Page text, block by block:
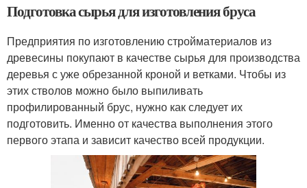
Подготовка сырья для изготовления бруса
Предприятия по изготовлению стройматериалов из
древесины покупают в качестве сырья для производства
деревья с уже обрезанной кроной и ветками. Чтобы из
этих стволов можно было выпиливать
профилированный брус, нужно как следует их
подготовить. Именно от качества выполнения этого
первого этапа и зависит качество всей продукции.